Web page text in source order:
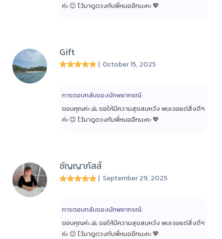
ค่ะ 😊 ไว้มาดูดวงกับพี่หมออีกนะคะ 💖
Gift
| October 15, 2025
การตอบกลับของนักพยากรณ์:
ขอบคุณค่ะ 🙏 ขอให้มีความสุขสมหวัง พบเจอแต่สิ่งดีๆ
ค่ะ 😊 ไว้มาดูดวงกับพี่หมออีกนะคะ 💖
ชัญญาภัสส์
| September 29, 2025
การตอบกลับของนักพยากรณ์:
ขอบคุณค่ะ 🙏 ขอให้มีความสุขสมหวัง พบเจอแต่สิ่งดีๆ
ค่ะ 😊 ไว้มาดูดวงกับพี่หมออีกนะคะ 💖